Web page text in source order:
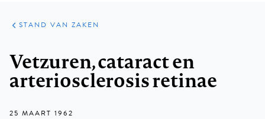
ARTIKELEN
PRAKTIJK
STAND VAN ZAKEN
Vetzuren, cataract en
arteriosclerosis retinae
25 MAART 1962